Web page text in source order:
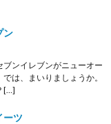
ン
ンイレブンがニューオー
は、まいりましょうか。
[…]
ーツ